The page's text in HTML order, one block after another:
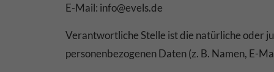
E-Mail: info@evels.de
Verantwortliche Stelle ist die natürliche oder
personenbezogenen Daten (z. B. Namen, E-